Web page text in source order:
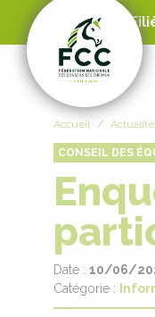
Accueil
CONSEIL DES
Date : 10/06/
Catégorie :
Panneau de gestion